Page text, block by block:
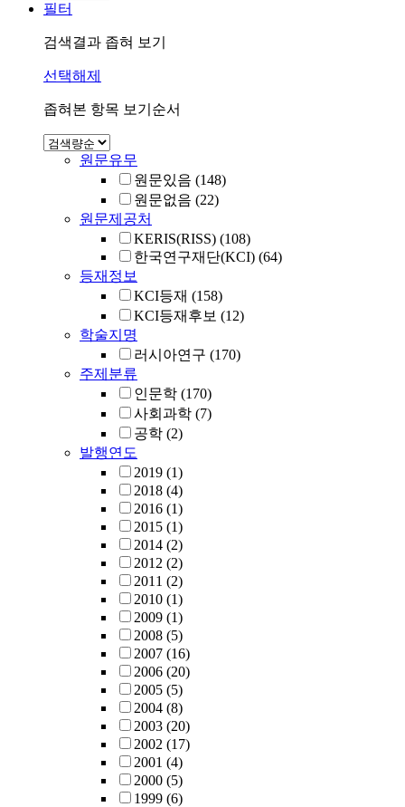
필터
검색결과 좁혀 보기
선택해제
좁혀본 항목 보기순서
원문유무
원문있음 (148)
원문없음 (22)
원문제공처
KERIS(RISS) (108)
한국연구재단(KCI) (64)
등재정보
KCI등재 (158)
KCI등재후보 (12)
학술지명
러시아연구 (170)
주제분류
인문학 (170)
사회과학 (7)
공학 (2)
발행연도
2019 (1)
2018 (4)
2016 (1)
2015 (1)
2014 (2)
2012 (2)
2011 (2)
2010 (1)
2009 (1)
2008 (5)
2007 (16)
2006 (20)
2005 (5)
2004 (8)
2003 (20)
2002 (17)
2001 (4)
2000 (5)
1999 (6)